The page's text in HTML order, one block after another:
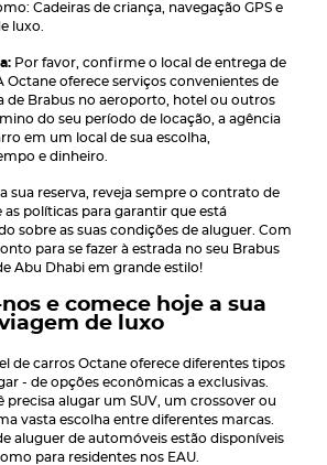
Cadeiras de criança, navegação GPS e
luxo.
Por favor, confirme o local de entrega de
Octane oferece serviços convenientes de
de Brabus no aeroporto, hotel ou outros
do seu período de locação, a agência
em um local de sua escolha,
e dinheiro.
sua reserva, reveja sempre o contrato de
as políticas para garantir que está
sobre as suas condições de aluguer. Com
para se fazer à estrada no seu Brabus
Abu Dhabi em grande estilo!
e comece hoje a sua
de luxo
de carros Octane oferece diferentes tipos
- de opções econômicas a exclusivas.
precisa alugar um SUV, um crossover ou
vasta escolha entre diferentes marcas.
aluguer de automóveis estão disponíveis
para residentes nos EAU.